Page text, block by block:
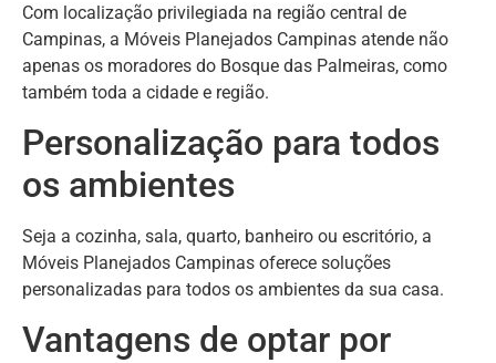
Com localização privilegiada na região central de
Campinas, a Móveis Planejados Campinas atende não
apenas os moradores do Bosque das Palmeiras, como
também toda a cidade e região.
Personalização para todos
os ambientes
Seja a cozinha, sala, quarto, banheiro ou escritório, a
Móveis Planejados Campinas oferece soluções
personalizadas para todos os ambientes da sua casa.
Vantagens de optar por